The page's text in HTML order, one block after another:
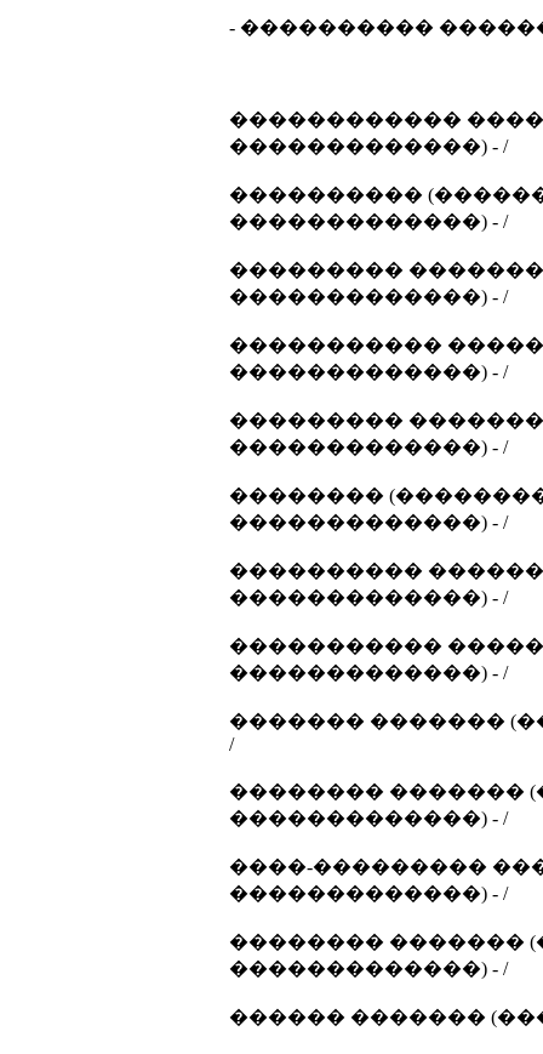
- ���������� ������
������������
�������������) - /
����������
�������������) - /
���������
�������������) - /
�����������
�������������) - /
���������
�������������) - /
��������
�������������) - /
����������
�������������) - /
�����������
�������������) - /
������� �������
/
�������� �������
�������������) - /
����-���������
�������������) - /
�������� �������
�������������) - /
������ �������